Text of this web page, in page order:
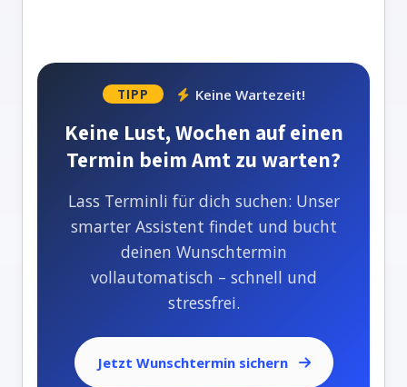
TIPP Keine Wartezeit!
Keine Lust, Wochen auf einen
Termin beim Amt zu warten?
Lass Terminli für dich suchen: Unser
smarter Assistent findet und bucht
deinen Wunschtermin
vollautomatisch – schnell und
stressfrei.
Jetzt Wunschtermin sichern